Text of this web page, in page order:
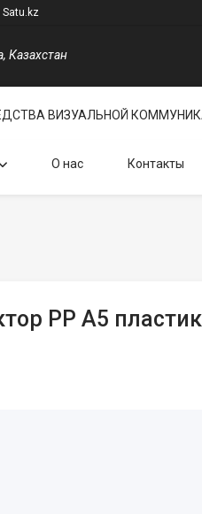
Satu.kz
Казахстан
ВИЗУАЛЬНОЙ
О нас Контакты
PP A5